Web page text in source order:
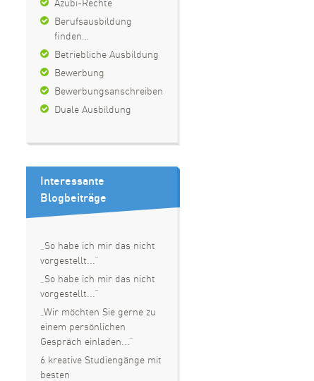
Azubi-Rechte
Berufsausbildung
finden…
Betriebliche Ausbildung
Bewerbung
Bewerbungsanschreiben
Duale Ausbildung
Interessante
Blogbeiträge
„So habe ich mir das nicht
vorgestellt...“
„So habe ich mir das nicht
vorgestellt...“
„Wir möchten Sie gerne zu
einem persönlichen
Gespräch einladen...“
6 kreative Studiengänge mit
besten